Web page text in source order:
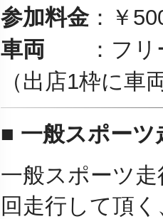
参加料金： ￥
車両
： フ
（出店1枠に車
■ 一般スポーツ
一般スポーツ
回走行して頂